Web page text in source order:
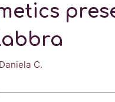
Daniela C.